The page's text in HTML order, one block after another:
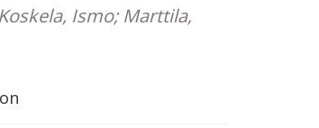
Ismo; Marttila,